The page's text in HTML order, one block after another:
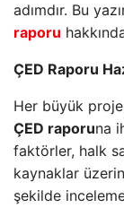
adımdır. Bu
raporu
ÇED Raporu
Her büyük
ÇED raporuna
faktörler, halk
kaynaklar
şekilde